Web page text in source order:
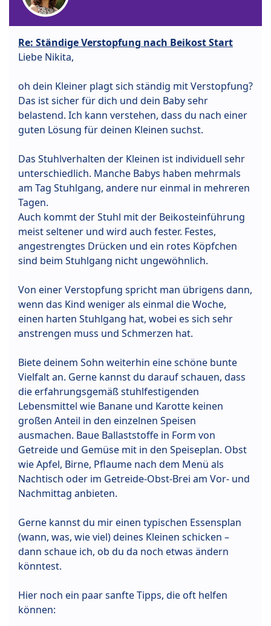
Re: Ständige Verstopfung nach Beikost Start
Liebe Nikita,
oh dein Kleiner plagt sich ständig mit Verstopfung?
Das ist sicher für dich und dein Baby sehr
belastend. Ich kann verstehen, dass du nach einer
guten Lösung für deinen Kleinen suchst.
Das Stuhlverhalten der Kleinen ist individuell sehr
unterschiedlich. Manche Babys haben mehrmals
am Tag Stuhlgang, andere nur einmal in mehreren
Tagen.
Auch kommt der Stuhl mit der Beikosteinführung
meist seltener und wird auch fester. Festes,
angestrengtes Drücken und ein rotes Köpfchen
sind beim Stuhlgang nicht ungewöhnlich.
Von einer Verstopfung spricht man übrigens dann,
wenn das Kind weniger als einmal die Woche,
einen harten Stuhlgang hat, wobei es sich sehr
anstrengen muss und Schmerzen hat.
Biete deinem Sohn weiterhin eine schöne bunte
Vielfalt an. Gerne kannst du darauf schauen, dass
die erfahrungsgemäß stuhlfestigenden
Lebensmittel wie Banane und Karotte keinen
großen Anteil in den einzelnen Speisen
ausmachen. Baue Ballaststoffe in Form von
Getreide und Gemüse mit in den Speiseplan. Obst
wie Apfel, Birne, Pflaume nach dem Menü als
Nachtisch oder im Getreide-Obst-Brei am Vor- und
Nachmittag anbieten.
Gerne kannst du mir einen typischen Essensplan
(wann, was, wie viel) deines Kleinen schicken –
dann schaue ich, ob du da noch etwas ändern
könntest.
Hier noch ein paar sanfte Tipps, die oft helfen
können: